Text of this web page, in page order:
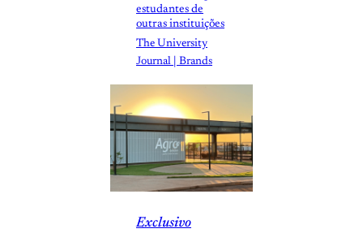
estudantes de
outras instituições
The University
Journal | Brands
Exclusivo